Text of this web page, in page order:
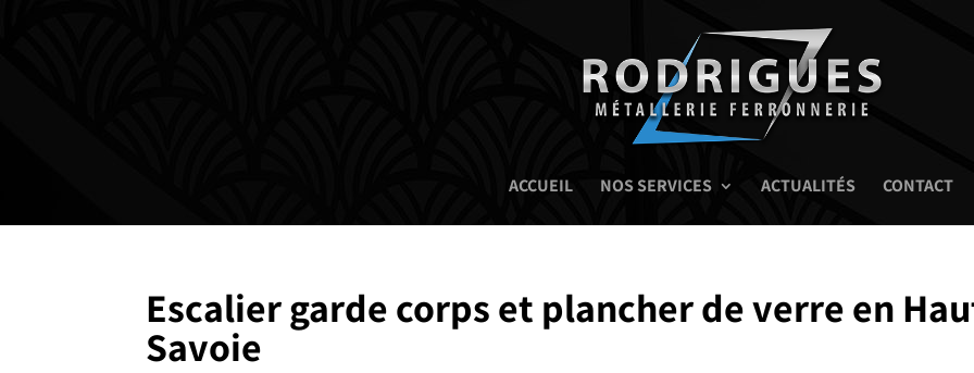
ACCUEIL NOS SERVICES ACTUALITÉS CONTACT
Escalier garde corps et plancher de verre en
Savoie